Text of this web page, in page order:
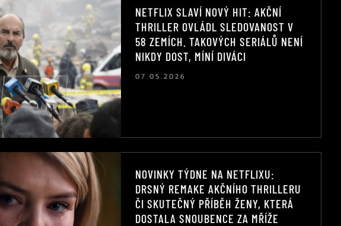
NETFLIX SLAVÍ NOVÝ HIT: AKČNÍ
THRILLER OVLÁDL SLEDOVANOST V
58 ZEMÍCH. TAKOVÝCH SERIÁLŮ NENÍ
NIKDY DOST, MÍNÍ DIVÁCI
07.05.2026
NOVINKY TÝDNE NA NETFLIXU:
DRSNÝ REMAKE AKČNÍHO THRILLERU
ČI SKUTEČNÝ PŘÍBĚH ŽENY, KTERÁ
DOSTALA SNOUBENCE ZA MŘÍŽE